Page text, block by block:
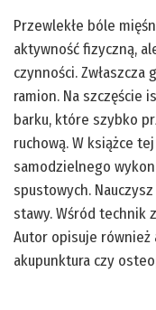
Przewlekłe bóle
aktywność fizyczną,
czynności.
ramion. Na szczęście
barku, które szybko
ruchową. W książce
samodzielnego
spustowych.
stawy. Wśród technik
Autor opisuje
akupunktura czy